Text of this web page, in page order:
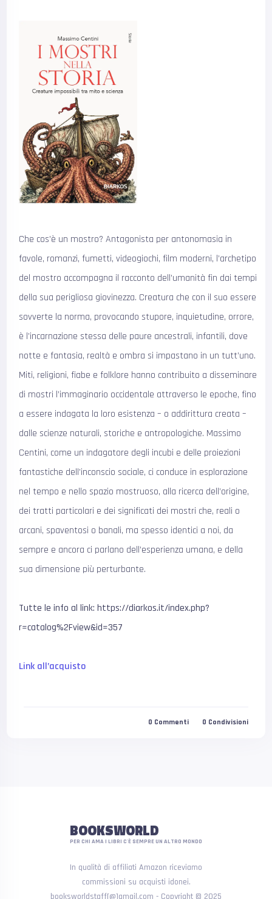
Che cos’è un mostro? Antagonista per antonomasia in
favole, romanzi, fumetti, videogiochi, film moderni, l’archetipo
del mostro accompagna il racconto dell’umanità fin dai tempi
della sua perigliosa giovinezza. Creatura che con il suo essere
sovverte la norma, provocando stupore, inquietudine, orrore,
è l’incarnazione stessa delle paure ancestrali, infantili, dove
notte e fantasia, realtà e ombra si impastano in un tutt’uno.
Miti, religioni, fiabe e folklore hanno contribuito a disseminare
di mostri l’immaginario occidentale attraverso le epoche, fino
a essere indagata la loro esistenza – o addirittura creata –
dalle scienze naturali, storiche e antropologiche. Massimo
Centini, come un indagatore degli incubi e delle proiezioni
fantastiche dell’inconscio sociale, ci conduce in esplorazione
nel tempo e nello spazio mostruoso, alla ricerca dell’origine,
dei tratti particolari e dei significati dei mostri che, reali o
arcani, spaventosi o banali, ma spesso identici a noi, da
sempre e ancora ci parlano dell’esperienza umana, e della
sua dimensione più perturbante.
Tutte le info al link: https://diarkos.it/index.php?
r=catalog%2Fview&id=357
Link all’acquisto
0 Commenti 0 Condivisioni
BOOKSWORLD
PER CHI AMA I LIBRI C'È SEMPRE UN ALTRO MONDO
In qualità di affiliati Amazon riceviamo
commissioni su acquisti idonei.
booksworldstaff[@]gmail.com - Copyright © 2025